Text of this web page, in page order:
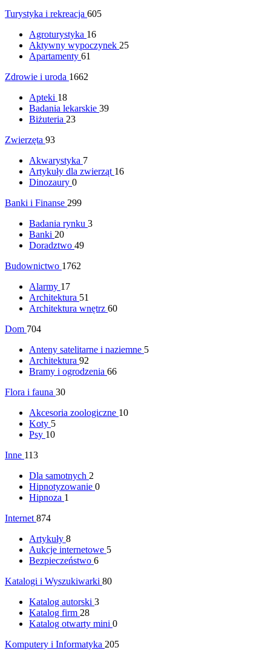
Turystyka i rekreacja 605
Agroturystyka 16
Aktywny wypoczynek 25
Apartamenty 61
Zdrowie i uroda 1662
Apteki 18
Badania lekarskie 39
Biżuteria 23
Zwierzęta 93
Akwarystyka 7
Artykuły dla zwierząt 16
Dinozaury 0
Banki i Finanse 299
Badania rynku 3
Banki 20
Doradztwo 49
Budownictwo 1762
Alarmy 17
Architektura 51
Architektura wnętrz 60
Dom 704
Anteny satelitarne i naziemne 5
Architektura 92
Bramy i ogrodzenia 66
Flora i fauna 30
Akcesoria zoologiczne 10
Koty 5
Psy 10
Inne 113
Dla samotnych 2
Hipnotyzowanie 0
Hipnoza 1
Internet 874
Artykuły 8
Aukcje internetowe 5
Bezpieczeństwo 6
Katalogi i Wyszukiwarki 80
Katalog autorski 3
Katalog firm 28
Katalog otwarty mini 0
Komputery i Informatyka 205